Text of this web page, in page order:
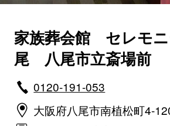
家族葬会館 セレモ
尾 八尾市立斎場前
0120-191-053
大阪府八尾市南植松町4-